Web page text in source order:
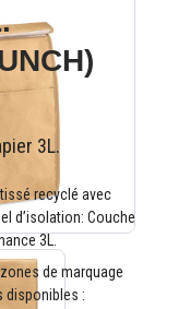
3L.
recyclé avec
d’isolation: Couche
3L.
de marquage
disponibles :